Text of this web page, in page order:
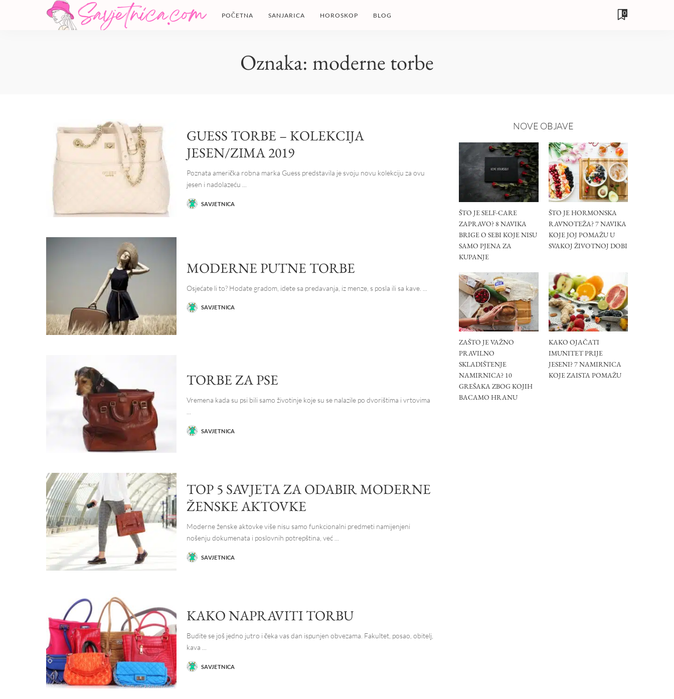
POČETNA SANJARICA HOROSKOP BLOG 0
Oznaka: moderne torbe
GUESS TORBE – KOLEKCIJA
JESEN/ZIMA 2019
Poznata američka robna marka Guess predstavila je svoju novu kolekciju za ovu
jesen i nadolazeću
POSTED
BY
SAVJETNICA
MODERNE PUTNE TORBE
Osjećate li to? Hodate gradom, idete sa predavanja, iz menze, s posla ili sa kave.
POSTED
BY
SAVJETNICA
TORBE ZA PSE
Vremena kada su psi bili samo životinje koje su se nalazile po dvorištima i vrtovima
POSTED
BY
SAVJETNICA
TOP 5 SAVJETA ZA ODABIR MODERNE
ŽENSKE AKTOVKE
Moderne ženske aktovke više nisu samo funkcionalni predmeti namijenjeni
nošenju dokumenata i poslovnih potrepština, već
POSTED
BY
SAVJETNICA
KAKO NAPRAVITI TORBU
Budite se još jedno jutro i čeka vas dan ispunjen obvezama. Fakultet, posao, obitelj,
kava
POSTED
BY
SAVJETNICA
NOVE OBJAVE
ŠTO JE SELF-CARE
ZAPRAVO? 8 NAVIKA
BRIGE O SEBI KOJE NISU
SAMO PJENA ZA
KUPANJE
ŠTO JE HORMONSKA
RAVNOTEŽA? 7 NAVIKA
KOJE JOJ POMAŽU U
SVAKOJ ŽIVOTNOJ DOBI
ZAŠTO JE VAŽNO
PRAVILNO
SKLADIŠTENJE
NAMIRNICA? 10
GREŠAKA ZBOG KOJIH
BACAMO HRANU
KAKO OJAČATI
IMUNITET PRIJE
JESENI? 7 NAMIRNICA
KOJE ZAISTA POMAŽU